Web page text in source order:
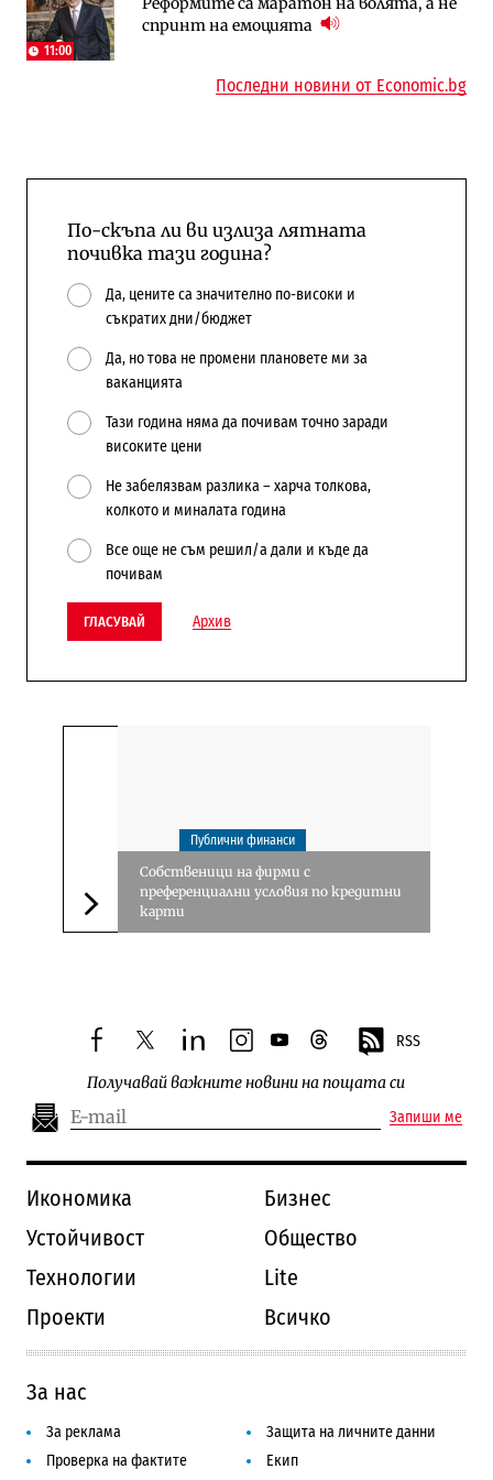
11:00
спринт на емоцията
няколко седмици, ако сушата продължи
космически и отбранителен център в
Последни новини от Economic.bg
По-скъпа ли ви излиза лятната
почивка тази година?
Да, цените са значително по-високи и
съкратих дни/бюджет
Да, но това не промени плановете ми за
ваканцията
Тази година няма да почивам точно заради
високите цени
Не забелязвам разлика – харча толкова,
колкото и миналата година
Все още не съм решил/а дали и къде да
почивам
ГЛАСУВАЙ Архив
Следваща новина
Публични финанси
Собственици на фирми с
преференциални условия по кредитни
карти
facebooktwitterlinkedininstagram
youtubethreads RSS
Получавай важните новини на пощата си
Запиши ме
Икономика
Бизнес
Устойчивост
Общество
Технологии
Lite
Проекти
Всичко
За нас
За реклама
Защита на личните данни
Проверка на фактите
Екип